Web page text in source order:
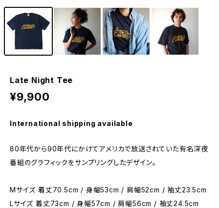
Late Night Tee
¥9,900
International shipping available
80年代から90年代にかけてアメリカで放送されていた有名深夜
番組のグラフィックをサンプリングしたデザイン。
Mサイズ 着丈70.5cm / 身幅53cm / 肩幅52cm / 袖丈23.5cm
Lサイズ 着丈73cm / 身幅57cm / 肩幅56cm / 袖丈24.5cm